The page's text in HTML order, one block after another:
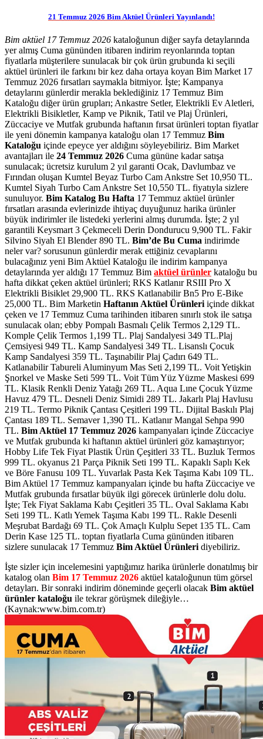
21 Temmuz 2026 Bim Aktüel Ürünleri Yayınlandı!
Bim aktüel 17 Temmuz 2026 kataloğunun diğer sayfa detaylarında
yer almış Cuma gününden itibaren indirim reyonlarında toptan
fiyatlarla müşterilere sunulacak bir çok ürün grubunda ki seçili
aktüel ürünleri ile farkını bir kez daha ortaya koyan Bim Market 17
Temmuz 2026 fırsatları saymakla bitmiyor. İşte; Kampanya
detaylarını günlerdir merakla beklediğiniz 17 Temmuz Bim
Kataloğu diğer ürün grupları; Ankastre Setler, Elektrikli Ev Aletleri,
Elektrikli Bisikletler, Kamp ve Piknik, Tatil ve Plaj Ürünleri,
Züccaciye ve Mutfak grubunda haftanın fırsat ürünleri toptan fiyatlar
ile yeni dönemin kampanya kataloğu olan 17 Temmuz Bim
Kataloğu içinde epeyce yer aldığını söyleyebiliriz. Bim Market
avantajları ile 24 Temmuz 2026 Cuma gününe kadar satışa
sunulacak; ücretsiz kurulum 2 yıl garanti Ocak, Davlumbaz ve
Fırından oluşan Kumtel Beyaz Turbo Cam Ankstre Set 10,950 TL.
Kumtel Siyah Turbo Cam Ankstre Set 10,550 TL. fiyatıyla sizlere
sunuluyor. Bim Katalog Bu Hafta 17 Temmuz aktüel ürünler
fırsatları arasında evlerinizde ihtiyaç duyuğunuz harika ürünler
büyük indirimler ile listedeki yerlerini almış durumda. İşte; 2 yıl
garantili Keysmart 3 Çekmeceli Derin Dondurucu 9,900 TL. Fakir
Silvino Siyah El Blender 890 TL. Bim’de Bu Cuma indirimde
neler var? sorusunun günlerdir merak ettiğiniz cevaplarını
bulacağınız yeni Bim Aktüel Kataloğu ile indirim kampanya
detaylarında yer aldığı 17 Temmuz Bim aktüel ürünler kataloğu bu
hafta dikkat çeken aktüel ürünleri; RKS Katlanır RSIII Pro X
Elektrikli Bisiklet 29,900 TL. RKS Katlanabilir Bn5 Pro E-Bike
25,000 TL. Bim Marketin Haftanın Aktüel Ürünleriiçinde dikkat
çeken ve 17 Temmuz Cuma tarihinden itibaren sınırlı stok ile satışa
sunulacak olan; ebby Pompalı Basmalı Çelik Termos 2,129 TL.
Komple Çelik Termos 1,199 TL. Plaj Sandalyesi 349 TL.Plaj
Çemsiyesi 949 TL. Kamp Sandalyesi 349 TL. Lisanslı Çocuk
Kamp Sandalyesi 359 TL. Taşınabilir Plaj Çadırı 649 TL.
Katlanabilir Tabureli Aluminyum Mas Seti 2,199 TL. Voit Yetişkin
Şnorkel ve Maske Seti 599 TL. Voit Tüm Yüz Yüzme Maskesi 699
TL. Klasik Renkli Deniz Yatağı 269 TL. Aqua Lıne Çocuk Yüzme
Havuz 479 TL. Desneli Deniz Simidi 289 TL. Jakarlı Plaj Havlusu
219 TL. Termo Piknik Çantası Çeşitleri 199 TL. Dijital Baskılı Plaj
Çantası 189 TL. Semaver 1,390 TL. Katlanır Mangal Sehpa 990
TL. Bim Aktüel 17 Temmuz 2026 kampanyaları içinde Züccaciye
ve Mutfak grubunda ki haftanın aktüel ürünleri göz kamaştırıyor;
Hobby Life Tek Fiyat Plastik Ürün Çeşitleri 33 TL. Buzluk Termos
999 TL. okyanus 21 Parça Piknik Seti 199 TL. Kapaklı Saplı Kek
ve Böre Fanusu 109 TL. Yuvarlak Pasta Kek Taşıma Kabı 109 TL.
Bim Aktüel 17 Temmuz kampanyaları içinde bu hafta Züccaciye ve
Mutfak grubunda fırsatlar büyük ilgi görecek ürünlerle dolu dolu.
İşte; Tek Fiyat Saklama Kabı Çeşitleri 35 TL. Oval Saklama Kabı
Seti 199 TL. Katlı Yemek Taşıma Kabı 199 TL. Rakle Desenli
Meşrubat Bardağı 69 TL. Çok Amaçlı Kulplu Sepet 135 TL. Cam
Derin Kase 125 TL. toptan fiyatlarla Cuma gününden itibaren
sizlere sunulacak 17 Temmuz BimAktüel Ürünleridiyebiliriz.
İşte sizler için incelemesini yaptığımız harika ürünlerle donatılmış bir
katalog olan Bim 17 Temmuz 2026 aktüel kataloğunun tüm görsel
detayları. Bir sonraki indirim döneminde geçerli olacak Bim aktüel
ürünler kataloğu ile tekrar görüşmek dileğiyle…
(Kaynak:www.bim.com.tr)